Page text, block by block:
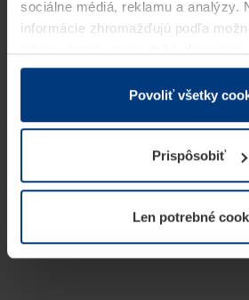
sociálne médiá, reklamu a analýzy.
informácie zhromažďujú podľa
v rámci Vášho využívania služieb.
Z právneho hľadiska môžeme
prevádzku tejto stránky. Pre všetky
potrebujeme Vaše povolenie. Vaše
kedykoľvek zmeniť alebo odvolať
našej webovej stránky.
Povoliť všetky
Prispôsobiť
Len potrebné